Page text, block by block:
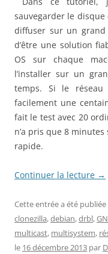
sauvegarder le
diffuser sur un grand
d’être une solution
OS sur chaque
l’installer sur un
temps. Si le
facilement une
fait le test avec 20
n’a pris que 8
rapide.
Continuer la lecture →
Cette entrée a été publiée
clonezilla,debian,drbl,
multicast, multisystem,
le 16 décembre 2013 par